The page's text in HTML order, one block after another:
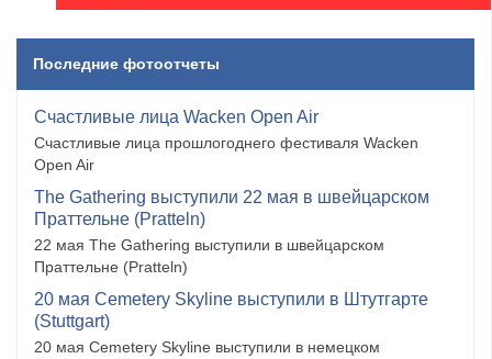
Последние фотоотчеты
Счастливые лица Wacken Open Air
Счастливые лица прошлогоднего фестиваля Wacken
Open Air
The Gathering выступили 22 мая в швейцарском
Праттельне (Pratteln)
22 мая The Gathering выступили в швейцарском
Праттельне (Pratteln)
20 мая Cemetery Skyline выступили в Штутгарте
(Stuttgart)
20 мая Cemetery Skyline выступили в немецком